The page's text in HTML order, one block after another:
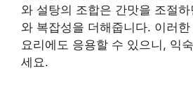
와 설탕의 조합은 간맛을 조절
와 복잡성을 더해줍니다. 이러
요리에도 응용할 수 있으니, 익
세요.